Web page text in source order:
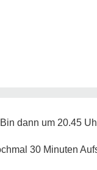
dann um 20.45
30 Minuten